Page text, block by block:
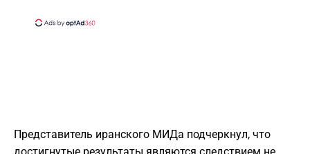
​Представитель иранского МИДа подчеркнул, что